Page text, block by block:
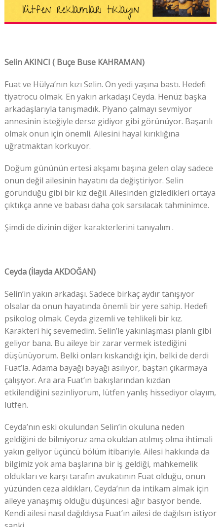
Selin AKINCI ( Buçe Buse KAHRAMAN)
Fuat ve Hülya’nın kızı Selin. On yedi yaşına bastı. Hedefi
tiyatrocu olmak. En yakın arkadaşı Ceyda. Henüz başka
arkadaşlarıyla tanışmadık. Piyano çalmayı sevmiyor
annesinin isteğiyle derse gidiyor gibi görünüyor. Başarılı
olmak onun için önemli. Ailesini hayal kırıklığına
uğratmaktan korkuyor.
Doğum gününün ertesi akşamı başına gelen olay sadece
onun değil ailesinin hayatını da değiştiriyor. Selin
göründüğü gibi bir kız değil. Ailesinden gizledikleri ortaya
çıktıkça anne ve babası daha çok sarsılacak tahminimce.
Şimdi de dizinin diğer karakterlerini tanıyalım .
Ceyda (İlayda AKDOĞAN)
Selin’in yakın arkadaşı. Sadece birkaç aydır tanışıyor
olsalar da onun hayatında önemli bir yere sahip. Hedefi
psikolog olmak. Ceyda gizemli ve tehlikeli bir kız.
Karakteri hiç sevemedim. Selin’le yakınlaşması planlı gibi
geliyor bana. Bu aileye bir zarar vermek istediğini
düşünüyorum. Belki onları kıskandığı için, belki de derdi
Fuat’la. Adama bayağı bayağı asılıyor, baştan çıkarmaya
çalışıyor. Ara ara Fuat’ın bakışlarından kızdan
etkilendiğini sezinliyorum, lütfen yanlış hissediyor olayım,
lütfen.
Ceyda’nın eski okulundan Selin’in okuluna neden
geldiğini de bilmiyoruz ama okuldan atılmış olma ihtimali
yakın geliyor üçüncü bölüm itibariyle. Ailesi hakkında da
bilgimiz yok ama başlarına bir iş geldiği, mahkemelik
oldukları ve karşı tarafın avukatının Fuat olduğu, onun
yüzünden ceza aldıkları, Ceyda’nın da intikam almak için
aileye yanaşmış olduğu düşüncesi ağır basıyor bende.
Kendi ailesi nasıl dağıldıysa Fuat’ın ailesi de dağılsın istiyor